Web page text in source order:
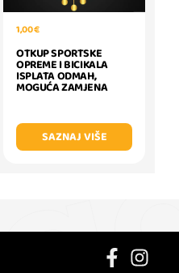
1,00 €
OTKUP SPORTSKE
OPREME I BICIKALA
ISPLATA ODMAH,
MOGUĆA ZAMJENA
SAZNAJ VIŠE